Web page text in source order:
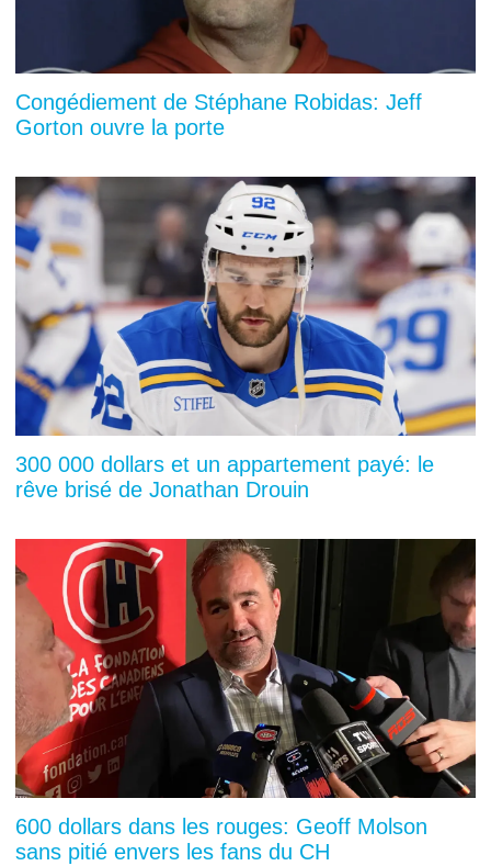
Congédiement de Stéphane Robidas: Jeff
Gorton ouvre la porte
300 000 dollars et un appartement payé: le
rêve brisé de Jonathan Drouin
600 dollars dans les rouges: Geoff Molson
sans pitié envers les fans du CH